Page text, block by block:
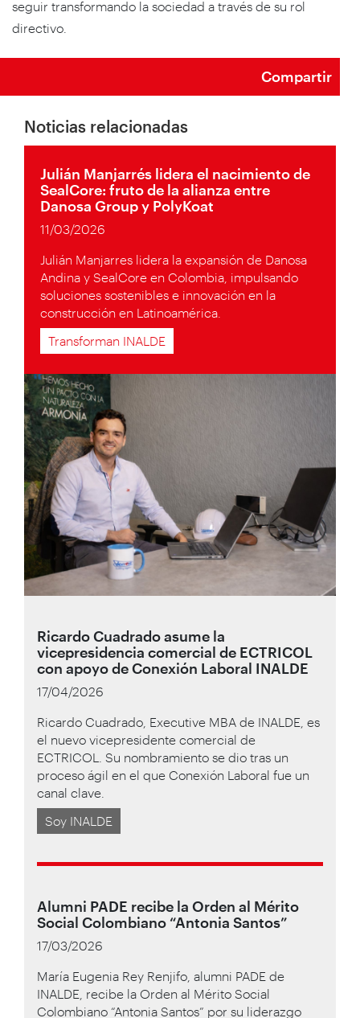
seguir transformando la sociedad a través de su rol
directivo.
Compartir
Noticias relacionadas
Julián Manjarrés lidera el nacimiento de
SealCore: fruto de la alianza entre
Danosa Group y PolyKoat
11/03/2026
Julián Manjarres lidera la expansión de Danosa
Andina y SealCore en Colombia, impulsando
soluciones sostenibles e innovación en la
construcción en Latinoamérica.
Transforman INALDE
Ricardo Cuadrado asume la
vicepresidencia comercial de ECTRICOL
con apoyo de Conexión Laboral INALDE
17/04/2026
Ricardo Cuadrado, Executive MBA de INALDE, es
el nuevo vicepresidente comercial de
ECTRICOL. Su nombramiento se dio tras un
proceso ágil en el que Conexión Laboral fue un
canal clave.
Soy INALDE
Alumni PADE recibe la Orden al Mérito
Social Colombiano “Antonia Santos”
17/03/2026
María Eugenia Rey Renjifo, alumni PADE de
INALDE, recibe la Orden al Mérito Social
Colombiano “Antonia Santos” por su liderazgo